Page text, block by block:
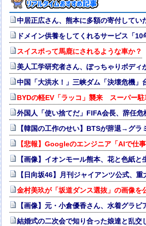
中居正広さん、熊本に多額の寄付して
ドメイン供養をしてくれるサービス「
スイスポって馬鹿にされるような車か？
美人工学研究者さん、ぽっちゃりボディ
中国「大洪水！」三峡ダム「決壊危機
BYDの軽EV「ラッコ」襲来 スーパー
外国人「使い捨てだ」FIFA会長、辞任
【韓国の工作のせい】BTSが辞退→グ
【悲報】Googleのエンジニア「AIで仕
【画像】イオンモール熊本、花と色紙と
【日向坂46】月刊ジャイアンツ公式、重
金村美玖が「坂道ダンス選抜」の画像
【画像】元・小倉優香さん、水着グラ
結婚式の二次会で知り合った娘達と乱交